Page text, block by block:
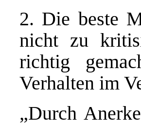
2. Die beste
nicht zu
richtig
Verhalten im
„Durch